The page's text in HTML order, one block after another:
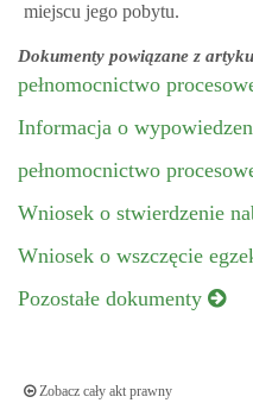
miejscu jego pobytu.
Dokumenty powiązane z
pełnomocnictwo
Informacja o
pełnomocnictwo
Wniosek o stwierdzenie
Wniosek o wszczęcie
Pozostałe dokumenty
Zobacz cały akt prawny